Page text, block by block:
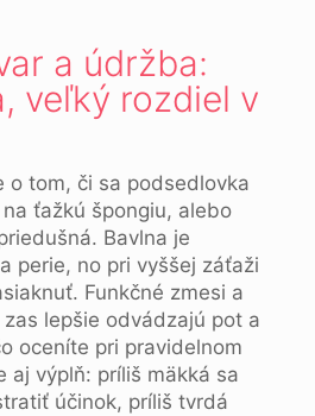
a údržba:
veľký rozdiel v
o tom, či sa podsedlovka
ťažkú špongiu, alebo
Bavlna je
perie, no pri vyššej záťaži
Funkčné zmesi a
lepšie odvádzajú pot a
oceníte pri pravidelnom
aj výplň: príliš mäkká sa
účinok, príliš tvrdá